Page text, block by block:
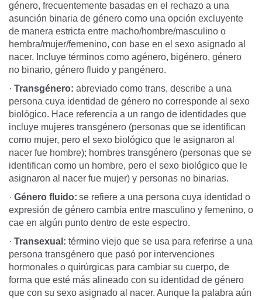
género, frecuentemente basadas en el rechazo a una
asunción binaria de género como una opción excluyente
de manera estricta entre macho/hombre/masculino o
hembra/mujer/femenino, con base en el sexo asignado al
nacer. Incluye términos como agénero, bigénero, género
no binario, género fluido y pangénero.
· Transgénero: abreviado como trans, describe a una
persona cuya identidad de género no corresponde al sexo
biológico. Hace referencia a un rango de identidades que
incluye mujeres transgénero (personas que se identifican
como mujer, pero el sexo biológico que le asignaron al
nacer fue hombre); hombres transgénero (personas que se
identifican como un hombre, pero el sexo biológico que le
asignaron al nacer fue mujer) y personas no binarias.
· Género fluido: se refiere a una persona cuya identidad o
expresión de género cambia entre masculino y femenino, o
cae en algún punto dentro de este espectro.
· Transexual: término viejo que se usa para referirse a una
persona transgénero que pasó por intervenciones
hormonales o quirúrgicas para cambiar su cuerpo, de
forma que esté más alineado con su identidad de género
que con su sexo asignado al nacer. Aunque la palabra aún